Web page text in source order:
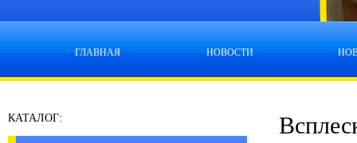
ГЛАВНАЯ НОВОСТИ
КАТАЛОГ: